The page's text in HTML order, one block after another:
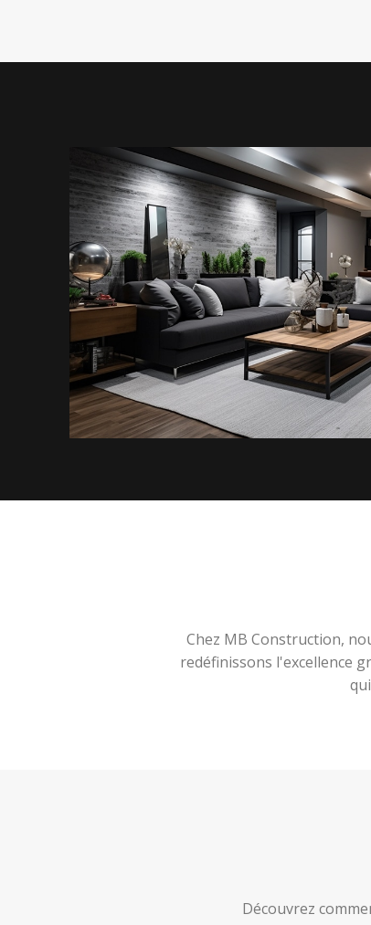
Chez MB Construction,
redéfinissons l'excellence
Découvrez